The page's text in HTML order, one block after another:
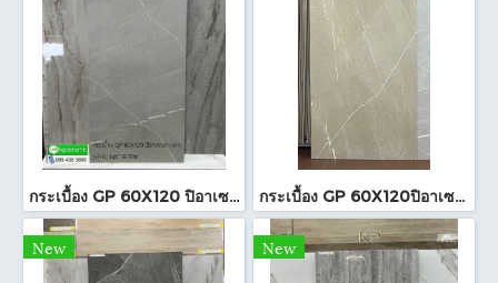
กระเบื้อง GP 60X120 ปิอาเซนซ่า เทา (HYG) NAT R/TPM กระเบื้อง GP 60X120ปิอาเซนซ่า แซนด์ (HYG)NAT R/TPM
New New